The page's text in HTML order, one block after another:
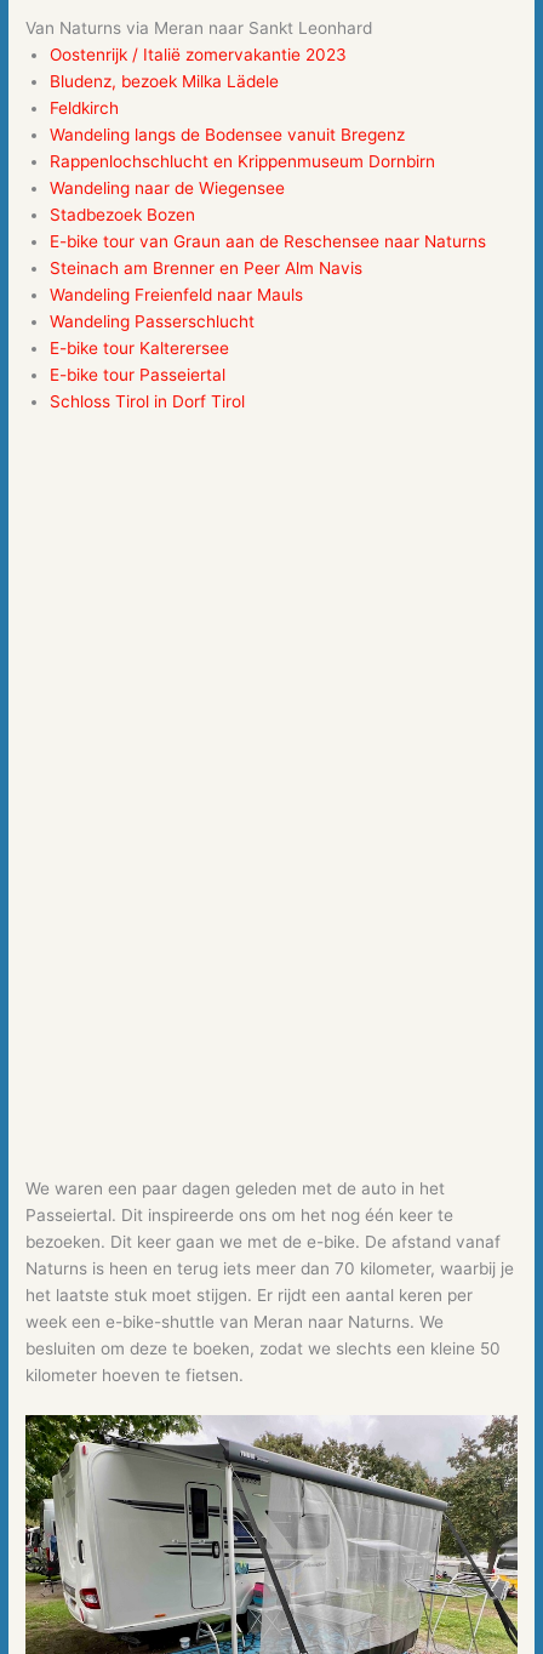
Van Naturns via Meran naar Sankt Leonhard
Oostenrijk / Italië zomervakantie 2023
Bludenz, bezoek Milka Lädele
Feldkirch
Wandeling langs de Bodensee vanuit Bregenz
Rappenlochschlucht en Krippenmuseum Dornbirn
Wandeling naar de Wiegensee
Stadbezoek Bozen
E-bike tour van Graun aan de Reschensee naar Naturns
Steinach am Brenner en Peer Alm Navis
Wandeling Freienfeld naar Mauls
Wandeling Passerschlucht
E-bike tour Kalterersee
E-bike tour Passeiertal
Schloss Tirol in Dorf Tirol
We waren een paar dagen geleden met de auto in het
Passeiertal. Dit inspireerde ons om het nog één keer te
bezoeken. Dit keer gaan we met de e-bike. De afstand vanaf
Naturns is heen en terug iets meer dan 70 kilometer, waarbij je
het laatste stuk moet stijgen. Er rijdt een aantal keren per
week een e-bike-shuttle van Meran naar Naturns. We
besluiten om deze te boeken, zodat we slechts een kleine 50
kilometer hoeven te fietsen.